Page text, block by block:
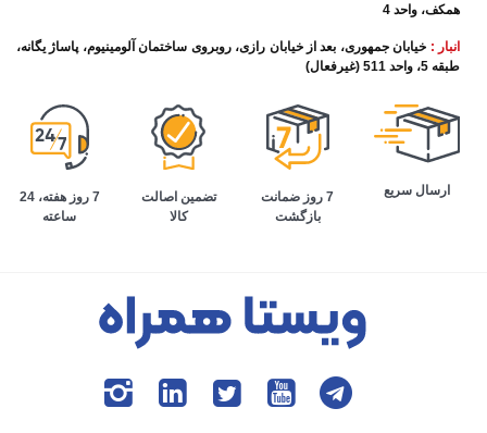
همکف، واحد 4
انبار : خیابان جمهوری، بعد از خیابان رازی، روبروی ساختمان آلومینیوم، پاساژ یگانه،
طبقه 5، واحد 511 (غیرفعال)
ارسال سریع
7 روز ضمانت
بازگشت
تضمین اصالت
کالا
7 روز هفته، 24
ساعته